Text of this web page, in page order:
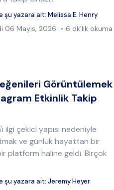
şu yazara ait:Melissa E. Henry
06 Mayıs, 2026
6 dk'lık okuma
Görüntülemek
Etkinlik Takip
ilgi çekici yapısı nedeniyle
ve günlük hayattan bir
platform haline geldi. Birçok
şu yazara ait:Jeremy Heyer